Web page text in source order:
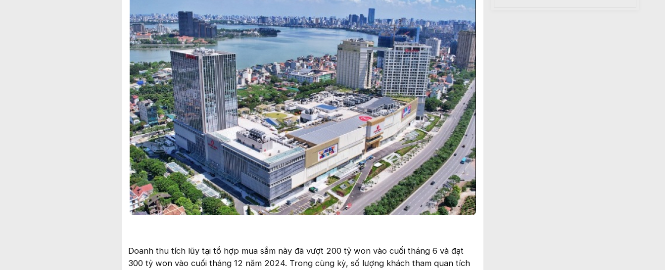
Doanh thu tích lũy tại tổ hợp mua sắm này đã vượt 200 tỷ won vào cuối tháng 6 và đạt
300 tỷ won vào cuối tháng 12 năm 2024. Trong cùng kỳ, số lượng khách tham quan tích